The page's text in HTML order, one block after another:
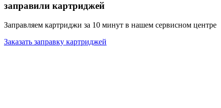
заправили картриджей
Заправляем картриджи за 10 минут в нашем сервисном центре
Заказать заправку картриджей